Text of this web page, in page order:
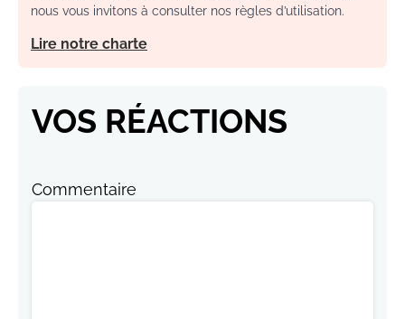
nous vous invitons à consulter nos règles d’utilisation.
Lire notre charte
VOS RÉACTIONS
Commentaire